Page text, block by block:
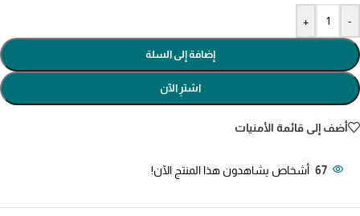
-
+
إضافة إلى السلة
اشترِ الآن
أضف إلى قائمة الأمنيات
67 أشخاص يشاهدون هذا المنتج الآن!